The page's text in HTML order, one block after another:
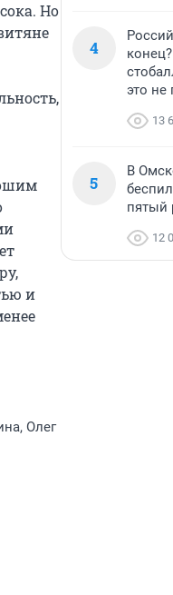
Но
и
Олег
4
это не
13
5
В
пятый
12